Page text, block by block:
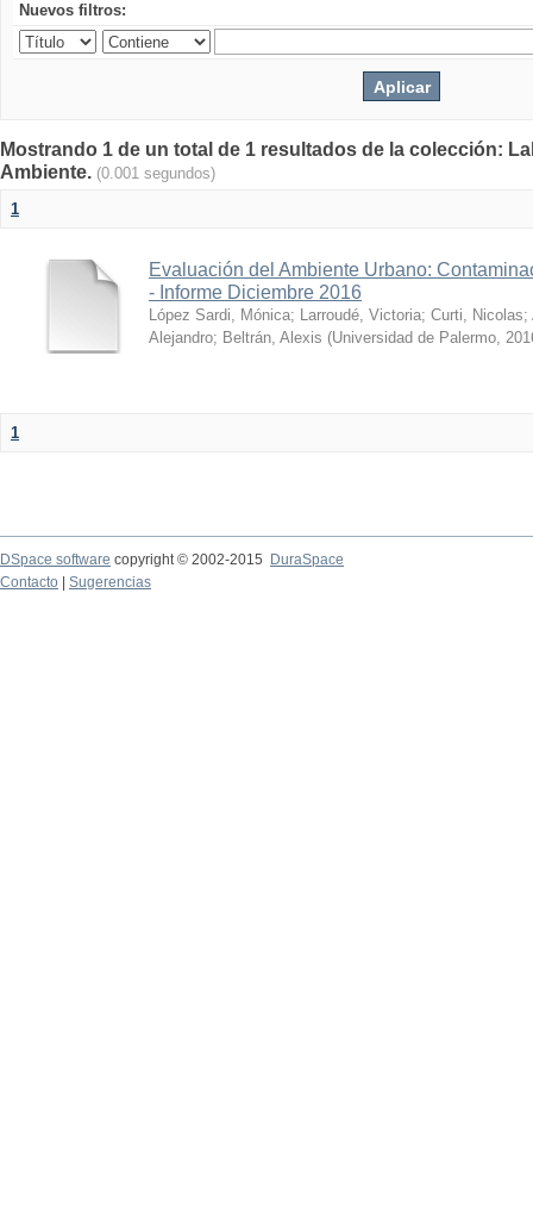
Nuevos filtros:
Mostrando 1 de un total de 1 resultados de la colección:
Ambiente. (0.001 segundos)
1
Evaluación del Ambiente Urbano:
- Informe Diciembre 2016
López Sardi, Mónica; Larroudé, Victoria; Curti, Nicolas;
Alejandro; Beltrán, Alexis (Universidad de Palermo,
1
DSpace software copyright © 2002-2015
DuraSpace
Contacto
Sugerencias